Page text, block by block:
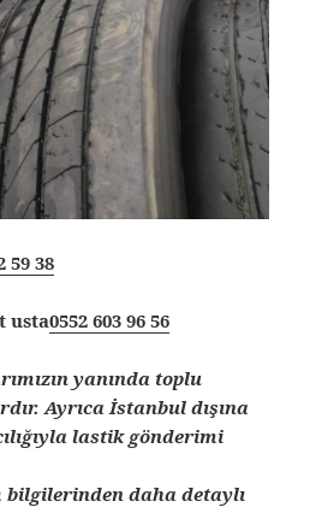
59 38
usta0552 603 96 56
yanında toplu
Ayrıca İstanbul dışına
lastik gönderimi
bilgilerinden daha detaylı